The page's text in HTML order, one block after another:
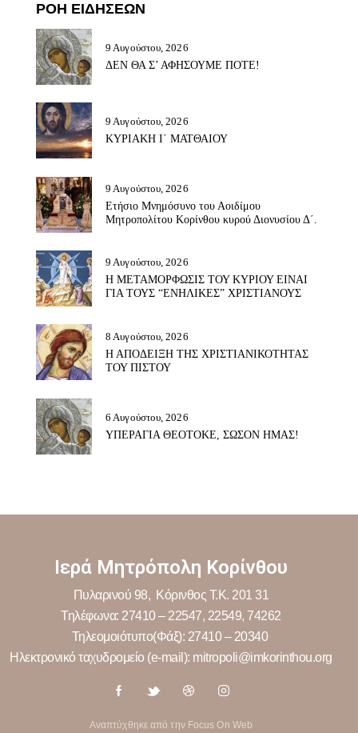
ΡΟΗ ΕΙΔΗΣΕΩΝ
9 Αυγούστου, 2026
ΔΕΝ ΘΑ Σ’ ΑΦΗΣΟΥΜΕ ΠΟΤΕ!
9 Αυγούστου, 2026
ΚΥΡΙΑΚΗ Ι΄ ΜΑΤΘΑΙΟΥ
9 Αυγούστου, 2026
Ετήσιο Μνημόσυνο του Αοιδίμου
Μητροπολίτου Κορίνθου κυρού Διονυσίου Δ΄.
9 Αυγούστου, 2026
Η ΜΕΤΑΜΟΡΦΩΣΙΣ ΤΟΥ ΚΥΡΙΟΥ ΕΙΝΑΙ
ΓΙΑ ΤΟΥΣ “ΕΝΗΛΙΚΕΣ” ΧΡΙΣΤΙΑΝΟΥΣ
8 Αυγούστου, 2026
Η ΑΠΟΔΕΙΞΗ ΤΗΣ ΧΡΙΣΤΙΑΝΙΚΟΤΗΤΑΣ
ΤΟΥ ΠΙΣΤΟΥ
6 Αυγούστου, 2026
ΥΠΕΡΑΓΙΑ ΘΕΟΤΟΚΕ, ΣΩΣΟΝ ΗΜΑΣ!
Ιερά Μητρόπολη Κορίνθου
Πυλαρινού 98, Κόρινθος Τ.Κ. 201 31
Τηλέφωνα: 27410 – 22547, 22549, 74262
Τηλεομοιότυπο(Φάξ): 27410 – 20340
Ηλεκτρονικό ταχυδρομείο (e-mail): mitropoli@imkorinthou.org
Αναπτύχθηκε από την Focus On Web